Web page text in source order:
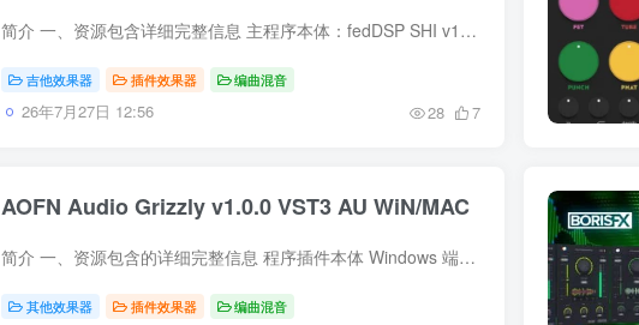
简介 一、资源包含详细完整信息 主程序本体：fedDSP SHI v1.3.1 macOS 原版完整安装包，包含原生图形界面程序、后台音频处理内核文件、插件依赖组件 补丁模块：对应 v1.3.1 版本专用补丁程序，...
吉他效果器 插件效果器 编曲混音
26年7月27日 12:56 28 7
AOFN Audio Grizzly v1.0.0 VST3 AU WiN/MAC
简介 一、资源包含的详细完整信息 程序插件本体 Windows 端：VST3 插件格式文件，适配 64 位系统 Mac 端：VST3 + AU 双插件格式，原生支持 Intel/Apple Silicon 芯片 内置预置音色库 原厂出厂预...
其他效果器 插件效果器 编曲混音